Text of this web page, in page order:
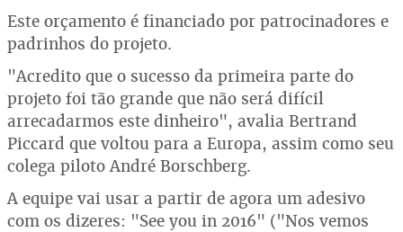
Este orçamento é financiado por patrocinadores e
padrinhos do projeto.
"Acredito que o sucesso da primeira parte do
projeto foi tão grande que não será difícil
arrecadarmos este dinheiro", avalia Bertrand
Piccard que voltou para a Europa, assim como seu
colega piloto André Borschberg.
A equipe vai usar a partir de agora um adesivo
com os dizeres: "See you in 2016" ("Nos vemos